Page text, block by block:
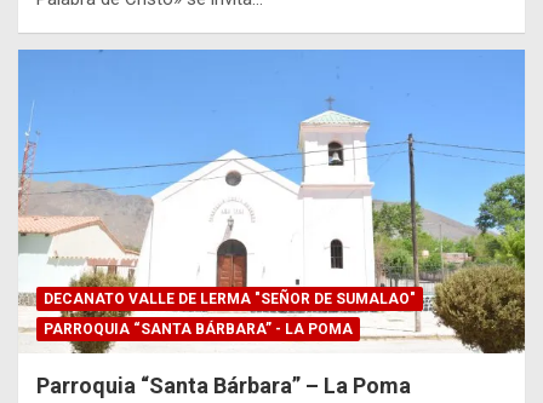
DECANATO VALLE DE LERMA "SEÑOR DE SUMALAO"
PARROQUIA “SANTA BÁRBARA” - LA POMA
Parroquia “Santa Bárbara” – La Poma